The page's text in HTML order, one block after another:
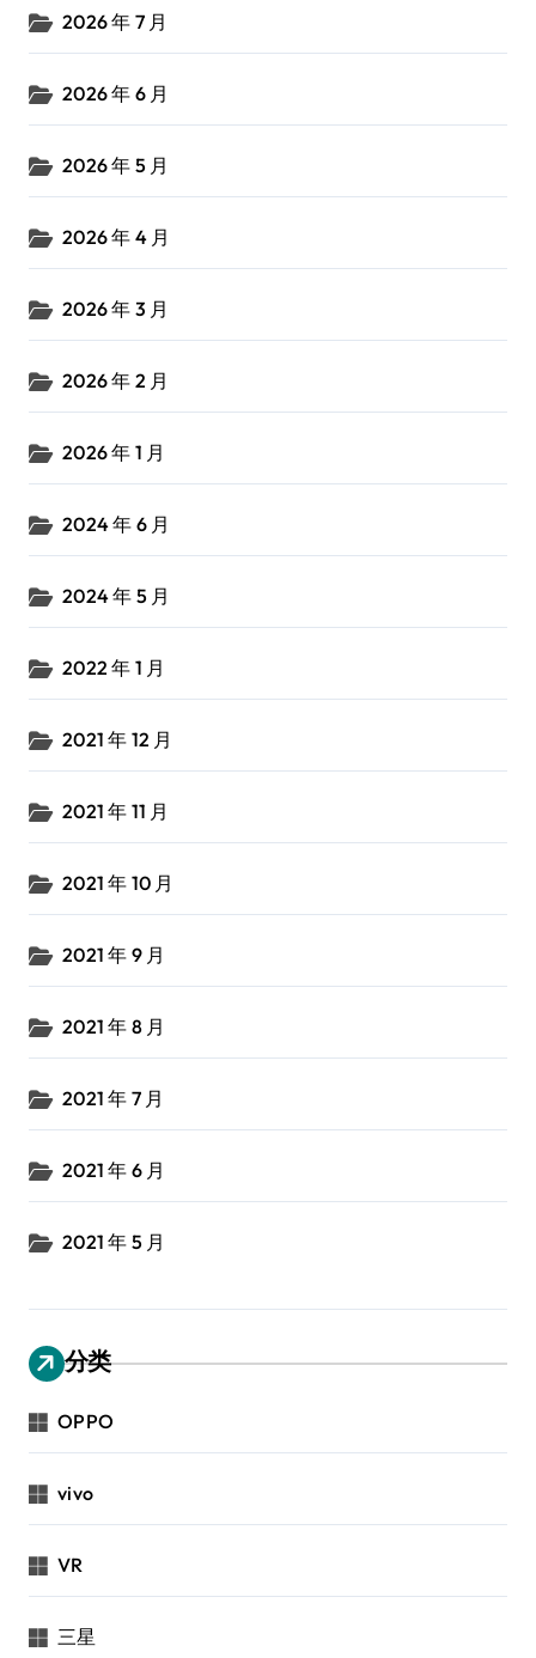
2026 年 7 月
2026 年 6 月
2026 年 5 月
2026 年 4 月
2026 年 3 月
2026 年 2 月
2026 年 1 月
2024 年 6 月
2024 年 5 月
2022 年 1 月
2021 年 12 月
2021 年 11 月
2021 年 10 月
2021 年 9 月
2021 年 8 月
2021 年 7 月
2021 年 6 月
2021 年 5 月
分类
OPPO
vivo
VR
三星